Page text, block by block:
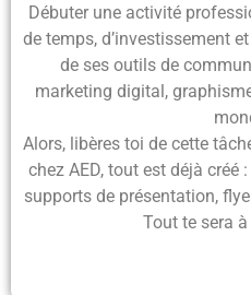
Débuter une activité
de temps, d’investissement
de ses outils de
marketing digital,
Alors, libères toi de cette
chez AED, tout est déjà créé :
supports de présentation,
Tout te sera